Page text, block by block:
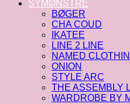
SYMØNSTRE
BØGER
CHA COUD
IKATEE
LINE 2 LINE
NAMED
ONION
STYLE ARC
THE ASSEMBLY
WARDROBE BY